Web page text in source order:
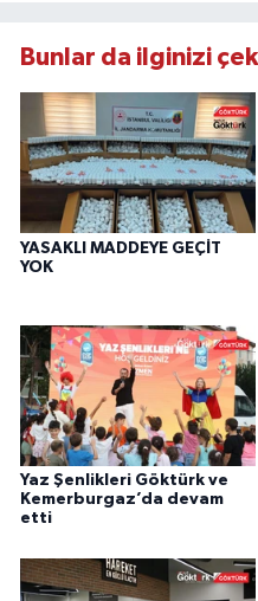
Bunlar da ilginizi
YASAKLI MADDEYE GEÇİT
YOK
Yaz Şenlikleri Göktürk ve
Kemerburgaz’da devam
etti